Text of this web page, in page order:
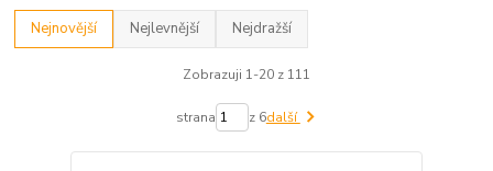
Nejnovější Nejlevnější Nejdražší
Zobrazuji 1-20 z 111
strana z 6další